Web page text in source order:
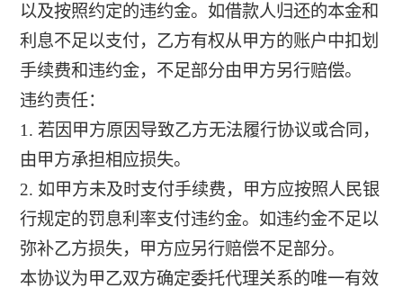
以及按照约定的违约金。如借款人归还的本金和
利息不足以支付，乙方有权从甲方的账户中扣划
手续费和违约金，不足部分由甲方另行赔偿。
违约责任：
1. 若因甲方原因导致乙方无法履行协议或合同，
由甲方承担相应损失。
2. 如甲方未及时支付手续费，甲方应按照人民银
行规定的罚息利率支付违约金。如违约金不足以
弥补乙方损失，甲方应另行赔偿不足部分。
本协议为甲乙双方确定委托代理关系的唯一有效